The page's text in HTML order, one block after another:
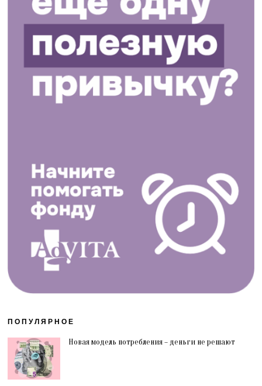
ПОПУЛЯРНОЕ
Новая модель потребления – деньги не решают